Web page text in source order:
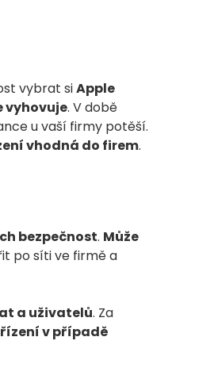
vybrat siApple
vyhovuje. V době
u vaší firmy potěší.
vhodná do firem.
bezpečnost. Může
po síti ve firmě a
a uživatelů. Za
v případě